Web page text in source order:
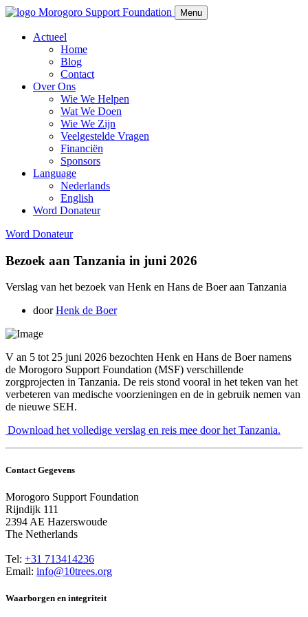
Morogoro Support Foundation Menu
Actueel
Home
Blog
Contact
Over Ons
Wie We Helpen
Wat We Doen
Wie We Zijn
Veelgestelde Vragen
Financiën
Sponsors
Language
Nederlands
English
Word Donateur
Word Donateur
Bezoek aan Tanzania in juni 2026
Verslag van het bezoek van Henk en Hans de Boer aan Tanzania
doorHenk de Boer
V an 5 tot 25 juni 2026 bezochten Henk en Hans de Boer namens
de Morogoro Support Foundation (MSF) verschillende
zorgprojecten in Tanzania. De reis stond vooral in het teken van het
verbeteren van medische voorzieningen en de in gebruik nemen van
de nieuwe SEH.
Download het volledige verslag en reis mee door het Tanzania.
Contact Gegevens
Morogoro Support Foundation
Rijndijk 111
2394 AE Hazerswoude
The Netherlands
Tel: +31 713414236
Email: info@10trees.org
Waarborgen en integriteit